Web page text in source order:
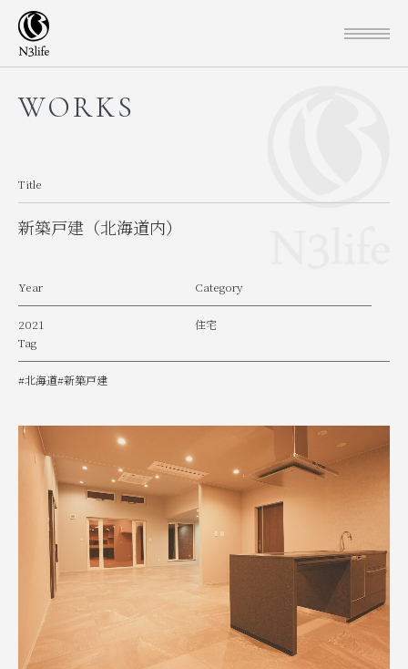
WORKS
Title
新築戸建（北海道内）
Year
2021
Category
住宅
Tag
#北海道#新築戸建